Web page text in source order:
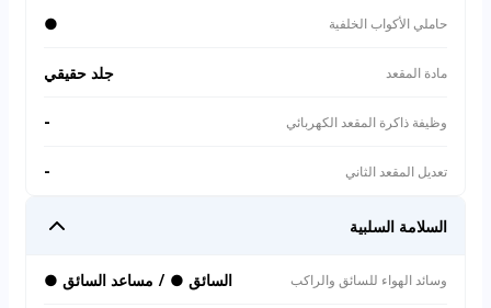
حاملي الأكواب الخلفية ●
مادة المقعد جلد حقيقي
وظيفة ذاكرة المقعد الكهربائي -
تعديل المقعد الثاني -
السلامة السلبية
وسائد الهواء للسائق والراكب السائق ● / مساعد السائق ●